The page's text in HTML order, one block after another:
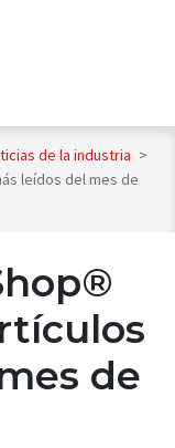
de la industria >
leídos del mes de
de